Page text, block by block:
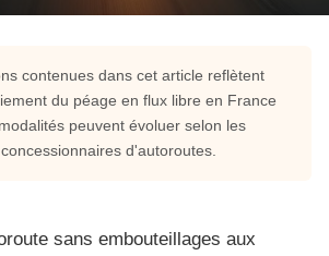
barrière simplifie-t-il
trajets ?
contenues dans cet article reflètent
du péage en flux libre en France
peuvent évoluer selon les
d'autoroutes.
sans embouteillages aux